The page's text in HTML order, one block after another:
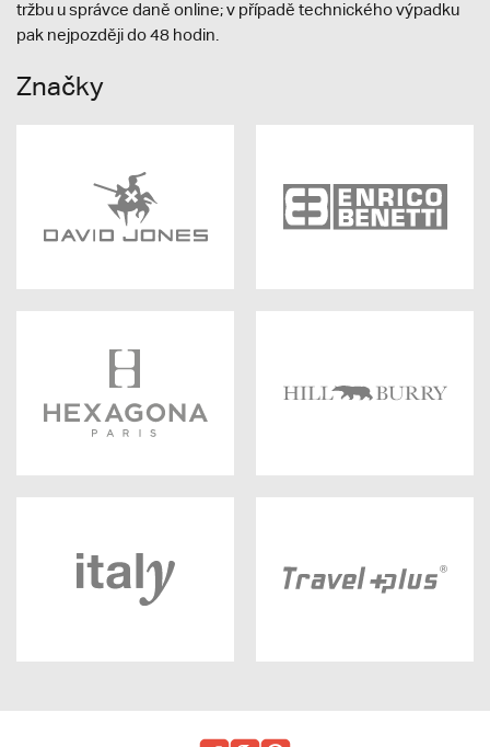
tržbu u správce daně online; v případě technického výpadku
pak nejpozději do 48 hodin.
Značky